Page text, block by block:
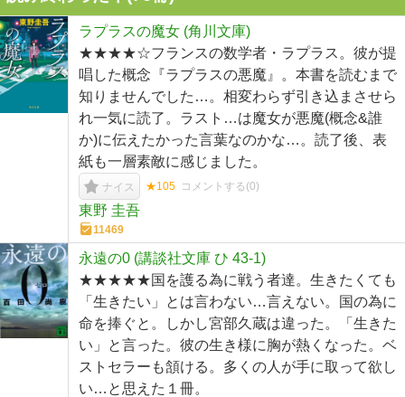
ラプラスの魔女 (角川文庫)
★★★★☆フランスの数学者・ラプラス。彼が提
唱した概念『ラプラスの悪魔』。本書を読むまで
知りませんでした…。相変わらず引き込まさせら
れ一気に読了。ラスト…は魔女が悪魔(概念&誰
か)に伝えたかった言葉なのかな…。読了後、表
紙も一層素敵に感じました。
ナイス ★105 コメントする(0)
東野 圭吾
11469
永遠の0 (講談社文庫 ひ 43-1)
★★★★★国を護る為に戦う者達。生きたくても
「生きたい」とは言わない…言えない。国の為に
命を捧ぐと。しかし宮部久蔵は違った。「生きた
い」と言った。彼の生き様に胸が熱くなった。ベ
ストセラーも頷ける。多くの人が手に取って欲し
い…と思えた１冊。